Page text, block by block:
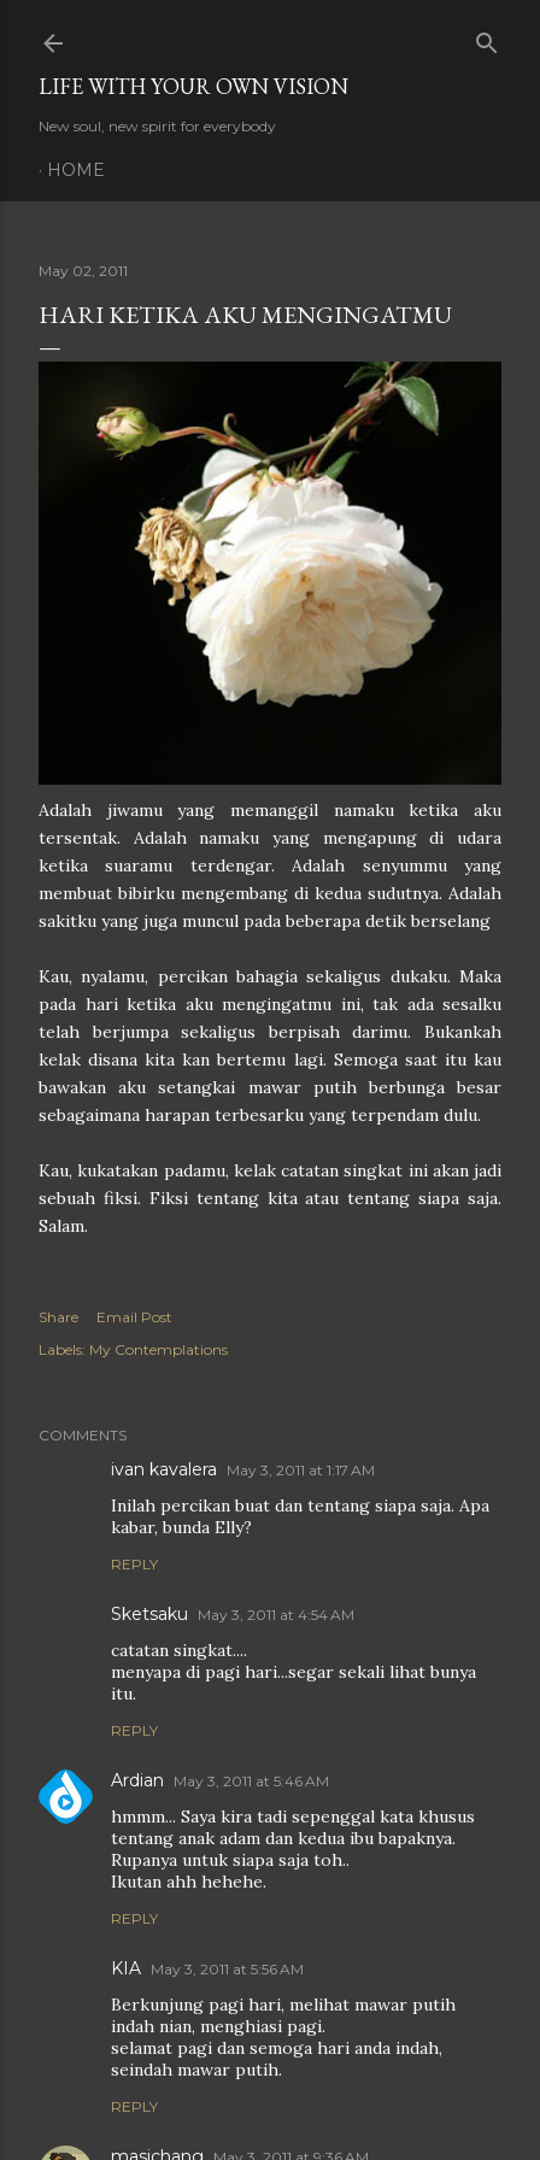
LIFE WITH YOUR OWN VISION
New soul, new spirit for everybody
HOME
May 02, 2011
HARI KETIKA AKU MENGINGATMU
Adalah jiwamu yang memanggil namaku ketika aku
tersentak. Adalah namaku yang mengapung di udara
ketika suaramu terdengar. Adalah senyummu yang
membuat bibirku mengembang di kedua sudutnya. Adalah
sakitku yang juga muncul pada beberapa detik berselang
Kau, nyalamu, percikan bahagia sekaligus dukaku. Maka
pada hari ketika aku mengingatmu ini, tak ada sesalku
telah berjumpa sekaligus berpisah darimu. Bukankah
kelak disana kita kan bertemu lagi. Semoga saat itu kau
bawakan aku setangkai mawar putih berbunga besar
sebagaimana harapan terbesarku yang terpendam dulu.
Kau, kukatakan padamu, kelak catatan singkat ini akan jadi
sebuah fiksi. Fiksi tentang kita atau tentang siapa saja.
Salam.
Share
Email Post
Labels: My Contemplations
COMMENTS
ivan kavalera May 3, 2011 at 1:17 AM
Inilah percikan buat dan tentang siapa saja. Apa
kabar, bunda Elly?
REPLY
Sketsaku May 3, 2011 at 4:54 AM
catatan singkat....
menyapa di pagi hari...segar sekali lihat bunya
itu.
REPLY
Ardian May 3, 2011 at 5:46 AM
hmmm... Saya kira tadi sepenggal kata khusus
tentang anak adam dan kedua ibu bapaknya.
Rupanya untuk siapa saja toh..
Ikutan ahh hehehe.
REPLY
KIA May 3, 2011 at 5:56 AM
Berkunjung pagi hari, melihat mawar putih
indah nian, menghiasi pagi.
selamat pagi dan semoga hari anda indah,
seindah mawar putih.
REPLY